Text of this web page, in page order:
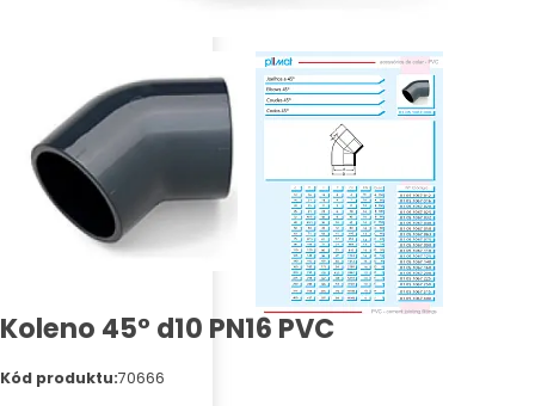
Koleno 45° d10 PN16 PVC
Kód produktu:70666